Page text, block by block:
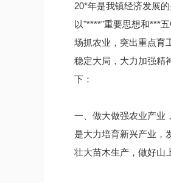
20*年是我镇经济发展
以"****"重要思想和***
场抓农业，突出重点育
稳定大局，大力加强精
下：
一、做大做强农业产业
是大力培育新兴产业，
壮大苗木生产，做好山